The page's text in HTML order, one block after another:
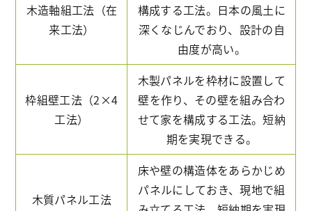
木造軸組工法（在
来工法）
構成する工法。日本の風土に
深くなじんでおり、設計の自
由度が高い。
枠組壁工法（2×4
工法）
木製パネルを枠材に設置して
壁を作り、その壁を組み合わ
せて家を構成する工法。短納
期を実現できる。
木質パネル工法
床や壁の構造体をあらかじめ
パネルにしておき、現地で組